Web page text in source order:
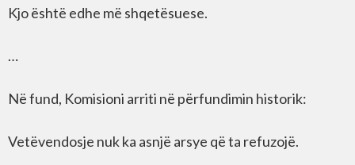
Kjo është edhe më shqetësuese.
…
Në fund, Komisioni arriti në përfundimin historik:
Vetëvendosje nuk ka asnjë arsye që ta refuzojë.